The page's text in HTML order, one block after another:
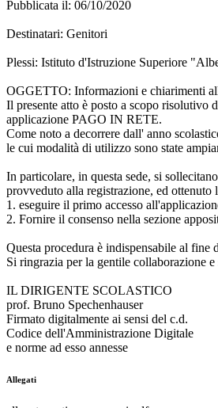
Pubblicata il: 06/10/2020
Destinatari: Genitori
Plessi: Istituto d'Istruzione Superiore
OGGETTO: Informazioni e chiarimenti
Il presente atto è posto a scopo risolutivo
applicazione PAGO IN RETE.
Come noto a decorrere dall' anno
le cui modalità di utilizzo sono state
In particolare, in questa sede, si
provveduto alla registrazione, ed
1. eseguire il primo accesso
2. Fornire il consenso nella sezione
Questa procedura è indispensabile al
Si ringrazia per la gentile collaborazione
IL DIRIGENTE SCOLASTICO
prof. Bruno Spechenhauser
Firmato digitalmente ai sensi del c.d.
Codice dell'Amministrazione Digitale
e norme ad esso annesse
Allegati